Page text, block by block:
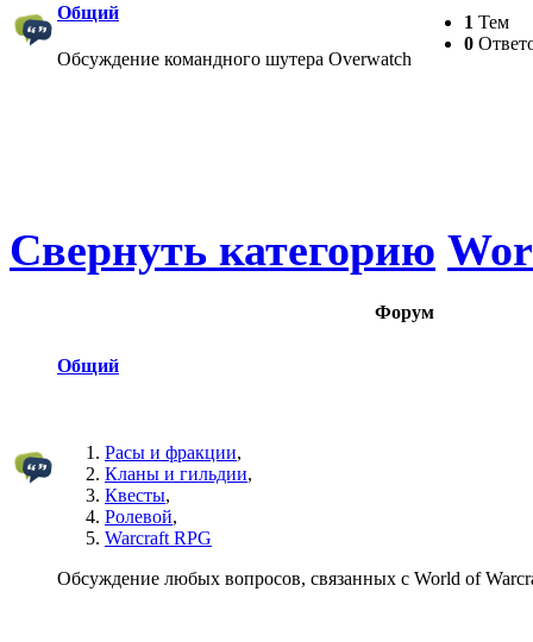
Общий
Обсуждение командного шутера Overwatch
1 Тем
0
Свернуть категорию
Форум
Общий
Расы и фракции,
Кланы и гильдии,
Квесты,
Ролевой,
Warcraft RPG
Обсуждение любых вопросов, связанных с World of